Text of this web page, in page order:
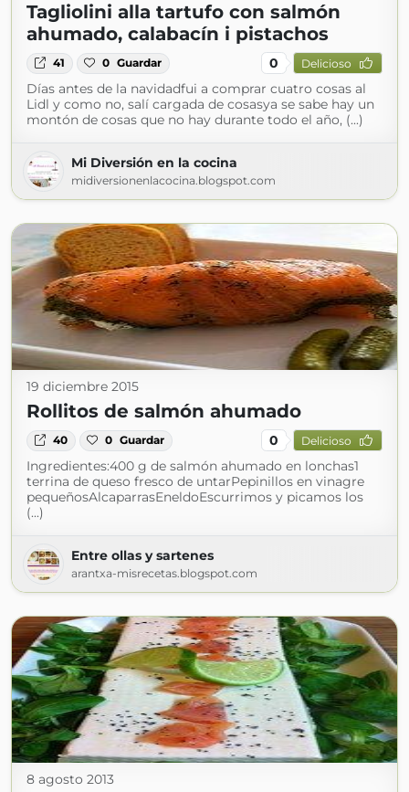
Tagliolini alla tartufo con salmón
ahumado, calabacín i pistachos
41 0 Guardar 0 Delicioso
Días antes de la navidadfui a comprar cuatro cosas al
Lidl y como no, salí cargada de cosasya se sabe hay un
montón de cosas que no hay durante todo el año, (...)
Mi Diversión en la cocina
midiversionenlacocina.blogspot.com
19 diciembre 2015
Rollitos de salmón ahumado
40 0 Guardar 0 Delicioso
Ingredientes:400 g de salmón ahumado en lonchas1
terrina de queso fresco de untarPepinillos en vinagre
pequeñosAlcaparrasEneldoEscurrimos y picamos los
(...)
Entre ollas y sartenes
arantxa-misrecetas.blogspot.com
8 agosto 2013